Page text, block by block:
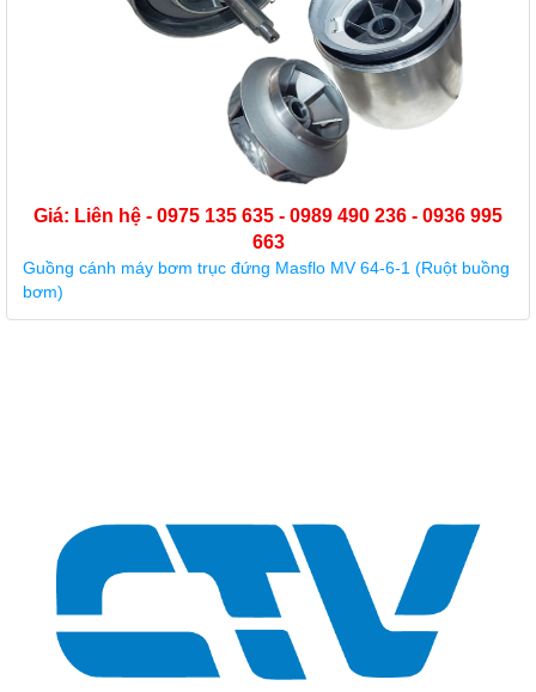
Giá: Liên hệ - 0975 135 635 - 0989 490 236 - 0936 995
663
Guồng cánh máy bơm trục đứng Masflo MV 64-6-1 (Ruột buồng
bơm)